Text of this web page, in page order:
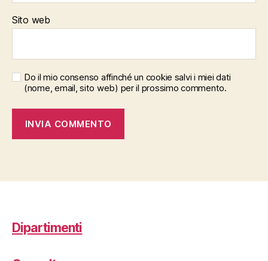
Sito web
Do il mio consenso affinché un cookie salvi i miei dati
(nome, email, sito web) per il prossimo commento.
Dipartimenti